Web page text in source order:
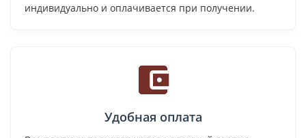
индивидуально и оплачивается при получении.
Удобная оплата